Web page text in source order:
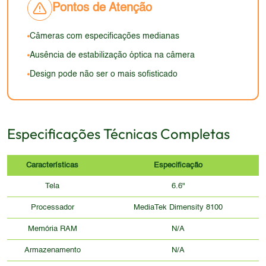
Pontos de Atenção
Câmeras com especificações medianas
Ausência de estabilização óptica na câmera
Design pode não ser o mais sofisticado
Especificações Técnicas Completas
Características Especificação
Tela 6.6"
Processador MediaTek Dimensity 8100
Memória RAM N/A
Armazenamento N/A